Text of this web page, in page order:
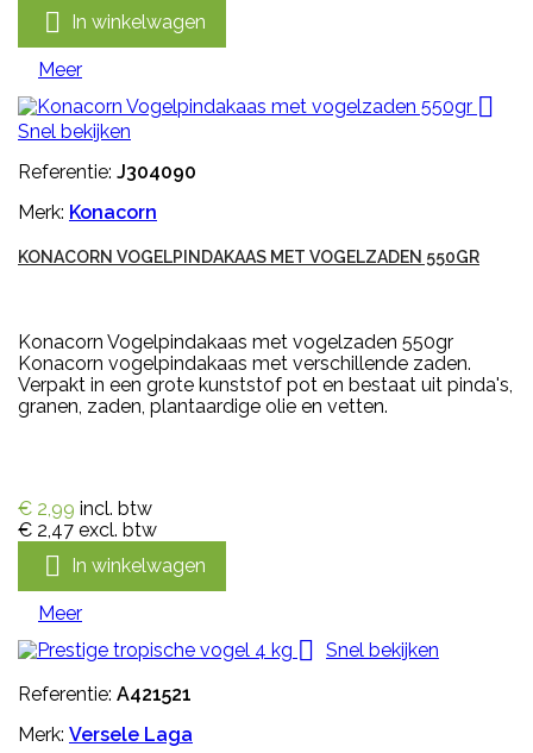
 In winkelwagen
Meer

Snel bekijken
Referentie: J304090
Merk: Konacorn
KONACORN VOGELPINDAKAAS MET VOGELZADEN 550GR
Konacorn Vogelpindakaas met vogelzaden 550gr
Konacorn vogelpindakaas met verschillende zaden.
Verpakt in een grote kunststof pot en bestaat uit pinda's,
granen, zaden, plantaardige olie en vetten.
€ 2,99 incl. btw
€ 2,47 excl. btw
 In winkelwagen
Meer

Snel bekijken
Referentie: A421521
Merk: Versele Laga